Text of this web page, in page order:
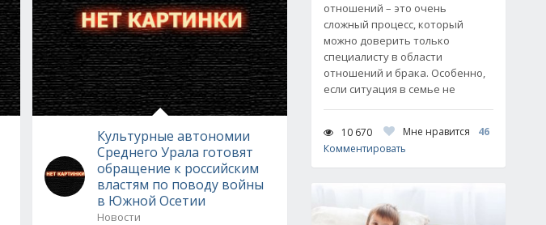
Культурные автономии
Среднего Урала готовят
обращение к российским
властям по поводу войны
в Южной Осетии
Новости
отношений – это очень
сложный процесс, который
можно доверить только
специалисту в области
отношений и брака. Особенно,
если ситуация в семье не
10 670 Мне нравится
46
Комментировать